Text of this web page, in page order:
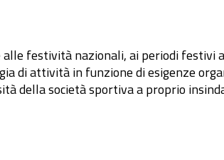
festività nazionali, ai periodi festivi
di attività in funzione di esigenze
della società sportiva a proprio